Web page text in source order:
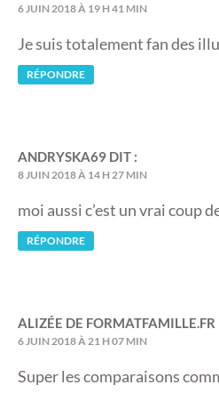
6 JUIN 2018 À 19 H 41 MIN
Je suis totalement fan des
RÉPONDRE
ANDRYSKA69 DIT :
8 JUIN 2018 À 14 H 27 MIN
moi aussi c’est un vrai coup
RÉPONDRE
ALIZÉE DE FORMATFAMILLE.FR
6 JUIN 2018 À 21 H 07 MIN
Super les comparaisons